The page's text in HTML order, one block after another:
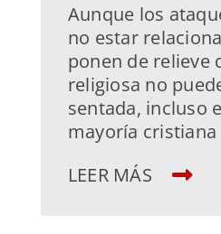
Aunque los
no estar
ponen de relieve
religiosa no
sentada, incluso
mayoría cristiana
LEER MÁS